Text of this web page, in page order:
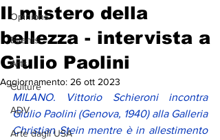
Opinions
Events
Arts
Culture
ADV
Arte dagli USA
Il mistero della
bellezza - intervista a
Giulio Paolini
Aggiornamento: 26 ott 2023
MILANO. Vittorio Schieroni incontra
Giulio Paolini (Genova, 1940) alla Galleria
Christian Stein mentre è in allestimento